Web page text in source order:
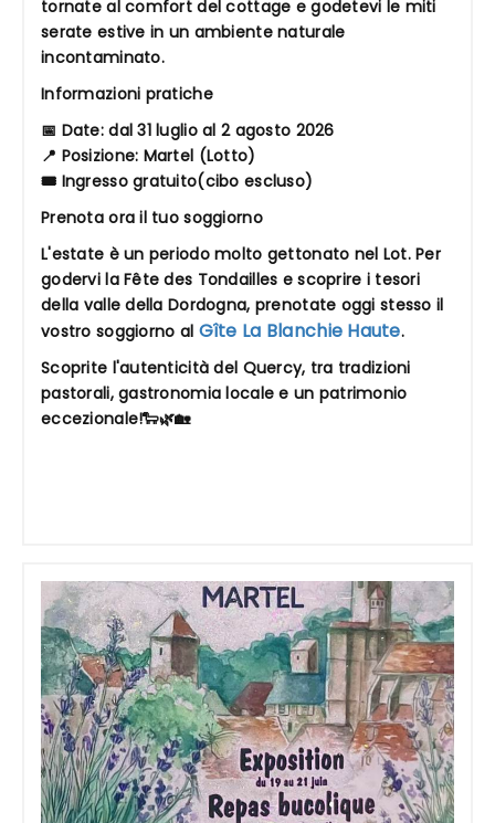
tornate al comfort del cottage e godetevi le miti
serate estive in un ambiente naturale
incontaminato.
Informazioni pratiche
📅 Date: dal 31 luglio al 2 agosto 2026
📍 Posizione: Martel (Lotto)
🎟️ Ingresso gratuito(cibo escluso)
Prenota ora il tuo soggiorno
L'estate è un periodo molto gettonato nel Lot. Per
godervi la Fête des Tondailles e scoprire i tesori
della valle della Dordogna, prenotate oggi stesso il
vostro soggiorno al Gîte La Blanchie Haute.
Scoprite l'autenticità del Quercy, tra tradizioni
pastorali, gastronomia locale e un patrimonio
eccezionale!🐑🌿🏡